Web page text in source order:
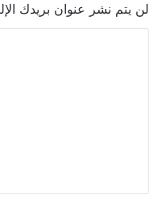
لن يتم نشر عنوان بريدك